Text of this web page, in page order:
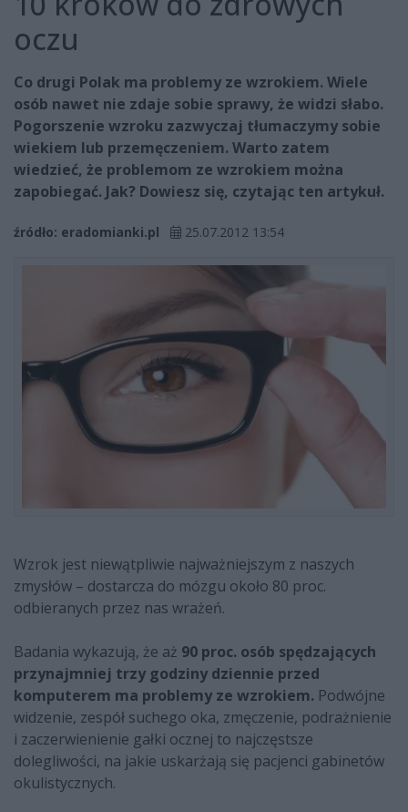
oczu
Co drugi Polak ma problemy ze wzrokiem. Wiele
osób nawet nie zdaje sobie sprawy, że widzi słabo.
Pogorszenie wzroku zazwyczaj tłumaczymy sobie
wiekiem lub przemęczeniem. Warto zatem
wiedzieć, że problemom ze wzrokiem można
zapobiegać. Jak? Dowiesz się, czytając ten artykuł.
źródło: eradomianki.pl 25.07.2012 13:54
Wzrok jest niewątpliwie najważniejszym z naszych
zmysłów – dostarcza do mózgu około 80 proc.
odbieranych przez nas wrażeń.
Badania wykazują, że aż 90 proc. osób spędzających
przynajmniej trzy godziny dziennie przed
komputerem ma problemy ze wzrokiem. Podwójne
widzenie, zespół suchego oka, zmęczenie, podrażnienie
i zaczerwienienie gałki ocznej to najczęstsze
dolegliwości, na jakie uskarżają się pacjenci gabinetów
okulistycznych.